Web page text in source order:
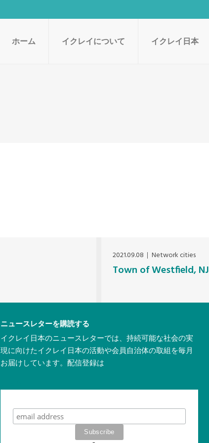
ホーム イクレイについて イクレイ日本
2021.09.08 Network cities
Town of Westfield, NJ
ニュースレターを購読する
イクレイ日本のニュースレターでは、持続可能な社会の実
現に向けたイクレイ日本の活動や会員自治体の取組を毎月
お届けしています。配信登録は